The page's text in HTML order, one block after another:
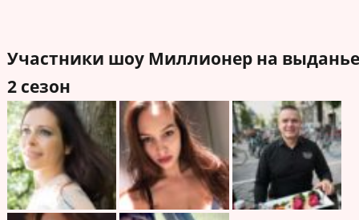
Участники шоу Миллионер на выданье
2 сезон